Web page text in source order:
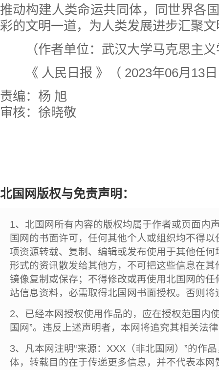
推动构建人类命运共同体，同世界各
彩的文明一道，为人类发展进步汇聚
（作者单位：武汉大学马克思主义
《 人民日报 》（ 2023年06月13
责编：杨 旭
审核：徐晓敬
北国网版权与免责声明：
1、北国网所有内容的版权均属于作者或页面内
国网的书面许可，任何其他个人或组织均不得
项资源转载、复制、编辑或发布使用于其他任
形式的资讯散发给其他方，不可把这些信息在
镜像复制或保存；不得修改或再使用北国网的
站信息资料，必需取得北国网书面授权。否则将
2、已经本网授权使用作品的，应在授权范围内
国网”。违反上述声明者，本网将追究其相关法
3、凡本网注明“来源：XXX（非北国网）”的作
体，转载目的在于传递更多信息，并不代表本